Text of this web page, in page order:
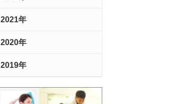
2021年
2020年
2019年